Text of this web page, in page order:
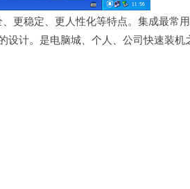
更稳定、更人性化等特点。集成最常用
设计。是电脑城、个人、公司快速装机